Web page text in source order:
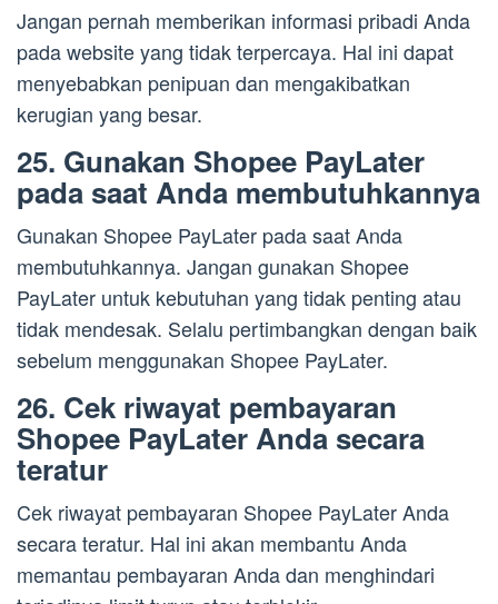
Jangan pernah memberikan informasi pribadi Anda
pada website yang tidak terpercaya. Hal ini dapat
menyebabkan penipuan dan mengakibatkan
kerugian yang besar.
25. Gunakan Shopee PayLater
pada saat Anda membutuhkannya
Gunakan Shopee PayLater pada saat Anda
membutuhkannya. Jangan gunakan Shopee
PayLater untuk kebutuhan yang tidak penting atau
tidak mendesak. Selalu pertimbangkan dengan baik
sebelum menggunakan Shopee PayLater.
26. Cek riwayat pembayaran
Shopee PayLater Anda secara
teratur
Cek riwayat pembayaran Shopee PayLater Anda
secara teratur. Hal ini akan membantu Anda
memantau pembayaran Anda dan menghindari